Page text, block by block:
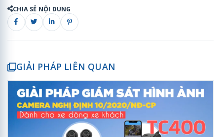
CHIA SẺ NỘI DUNG
GIẢI PHÁP LIÊN QUAN